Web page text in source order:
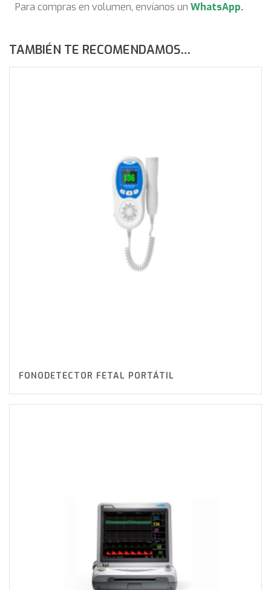
Para compras en volumen, envíanos un WhatsApp.
TAMBIÉN TE RECOMENDAMOS…
FONODETECTOR FETAL PORTÁTIL